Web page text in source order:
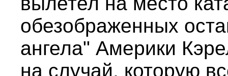
обезображенных
ангела" Америки
на случай, которую